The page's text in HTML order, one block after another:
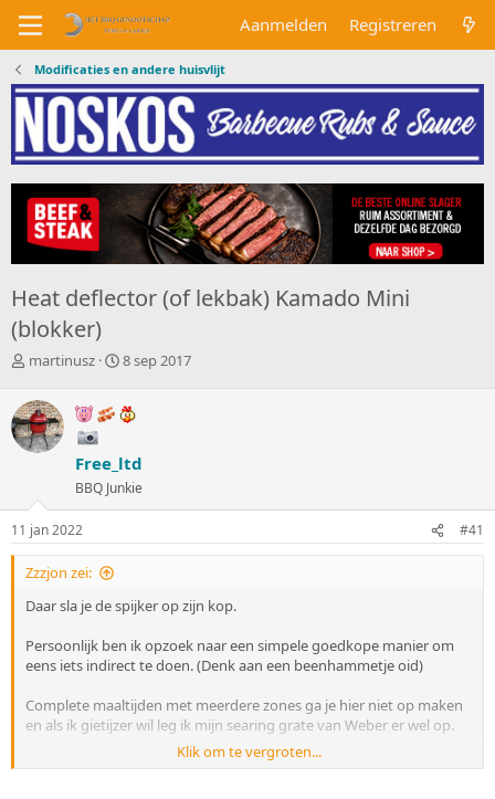
Aanmelden Registreren
Modificaties en andere huisvlijt
Heat deflector (of lekbak) Kamado Mini
(blokker)
O
d
e
r
w
s
t
a
r
e
martinusz
S
r
d
a
t
m
8 sep 2017
Free_ltd
BBQ Junkie
11 jan 2022 #41
Zzzjon zei:
Daar sla je de spijker op zijn kop.
Persoonlijk ben ik opzoek naar een simpele goedkope manier om
eens iets indirect te doen. (Denk aan een beenhammetje oid)
Complete maaltijden met meerdere zones ga je hier niet op maken
en als ik gietijzer wil leg ik mijn searing grate van Weber er wel op.
Het eerder genoemde hitteschild is voor mij genoeg en doet zijn
Klik om te vergroten...